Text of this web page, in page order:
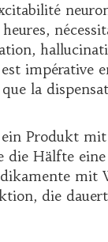
impérative
la
Produkt mit
Hälfte
mit
die